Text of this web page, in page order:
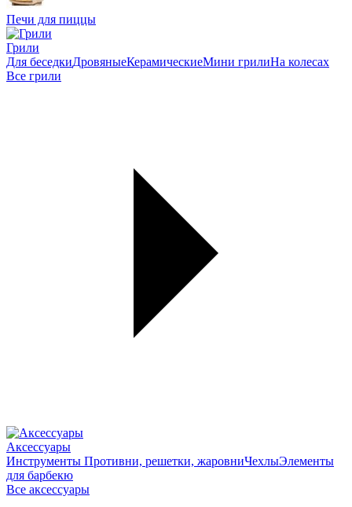
Печи для пиццы
Грили
Для беседкиДровяныеКерамическиеМини грилиНа колесах
Все грили
Аксессуары
Инструменты Противни, решетки, жаровниЧехлыЭлементы
для барбекю
Все аксессуары